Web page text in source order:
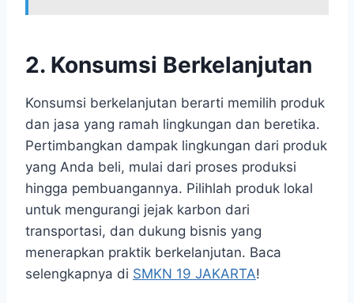
2. Konsumsi Berkelanjutan
Konsumsi berkelanjutan berarti memilih produk
dan jasa yang ramah lingkungan dan beretika.
Pertimbangkan dampak lingkungan dari produk
yang Anda beli, mulai dari proses produksi
hingga pembuangannya. Pilihlah produk lokal
untuk mengurangi jejak karbon dari
transportasi, dan dukung bisnis yang
menerapkan praktik berkelanjutan. Baca
selengkapnya di SMKN 19 JAKARTA!